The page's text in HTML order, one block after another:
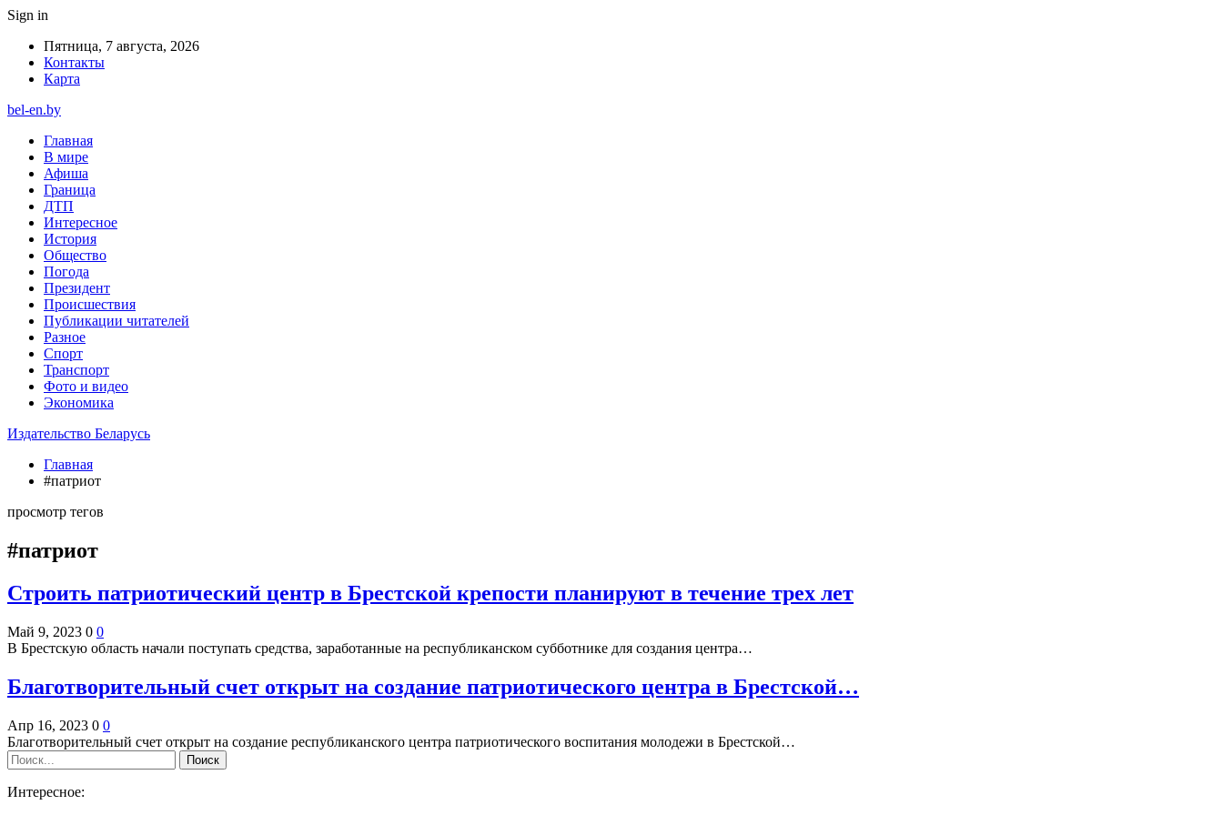
Sign in
Пятница, 7 августа, 2026
Контакты
Карта
bel-en.by
Главная
В мире
Афиша
Граница
ДТП
Интересное
История
Общество
Погода
Президент
Происшествия
Публикации читателей
Разное
Спорт
Транспорт
Фото и видео
Экономика
Издательство Беларусь
Главная
#патриот
просмотр тегов
#патриот
Строить патриотический центр в Брестской крепости планируют в течение трех лет
Май 9, 2023 0 0
В Брестскую область начали поступать средства, заработанные на республиканском субботнике для создания центра…
Благотворительный счет открыт на создание патриотического центра в Брестской…
Апр 16, 2023 0 0
Благотворительный счет открыт на создание республиканского центра патриотического воспитания молодежи в Брестской…
Интересное: